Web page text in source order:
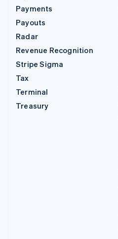
Payments
Payouts
Radar
Revenue Recognition
Stripe Sigma
Tax
Terminal
Treasury